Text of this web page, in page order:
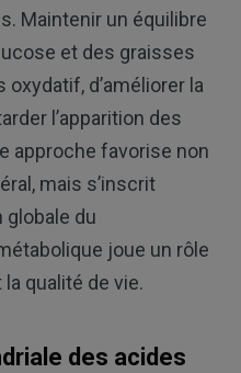
Maintenir un équilibre
et des graisses
d’améliorer la
l’apparition des
approche favorise non
mais s’inscrit
globale du
joue un rôle
qualité de vie.
des acides